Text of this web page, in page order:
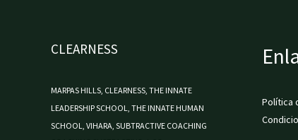
CLEARNESS
MARPAS HILLS, CLEARNESS, THE INNATE
LEADERSHIP SCHOOL, THE INNATE HUMAN
SCHOOL, VIHARA, SUBTRACTIVE COACHING
Política